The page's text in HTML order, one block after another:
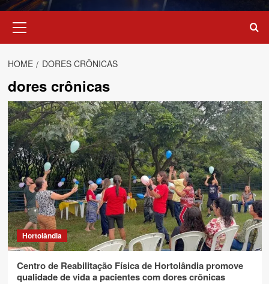
Menu
HOME DORES CRÔNICAS
dores crônicas
Hortolândia
Centro de Reabilitação Física de Hortolândia promove
qualidade de vida a pacientes com dores crônicas